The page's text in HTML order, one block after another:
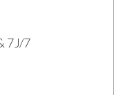
7J/7